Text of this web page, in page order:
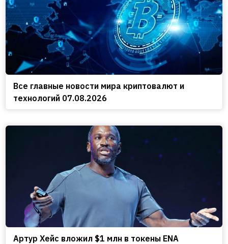
Все главные новости мира криптовалют и
технологий 07.08.2026
Артур Хейс вложил $1 млн в токены ENA